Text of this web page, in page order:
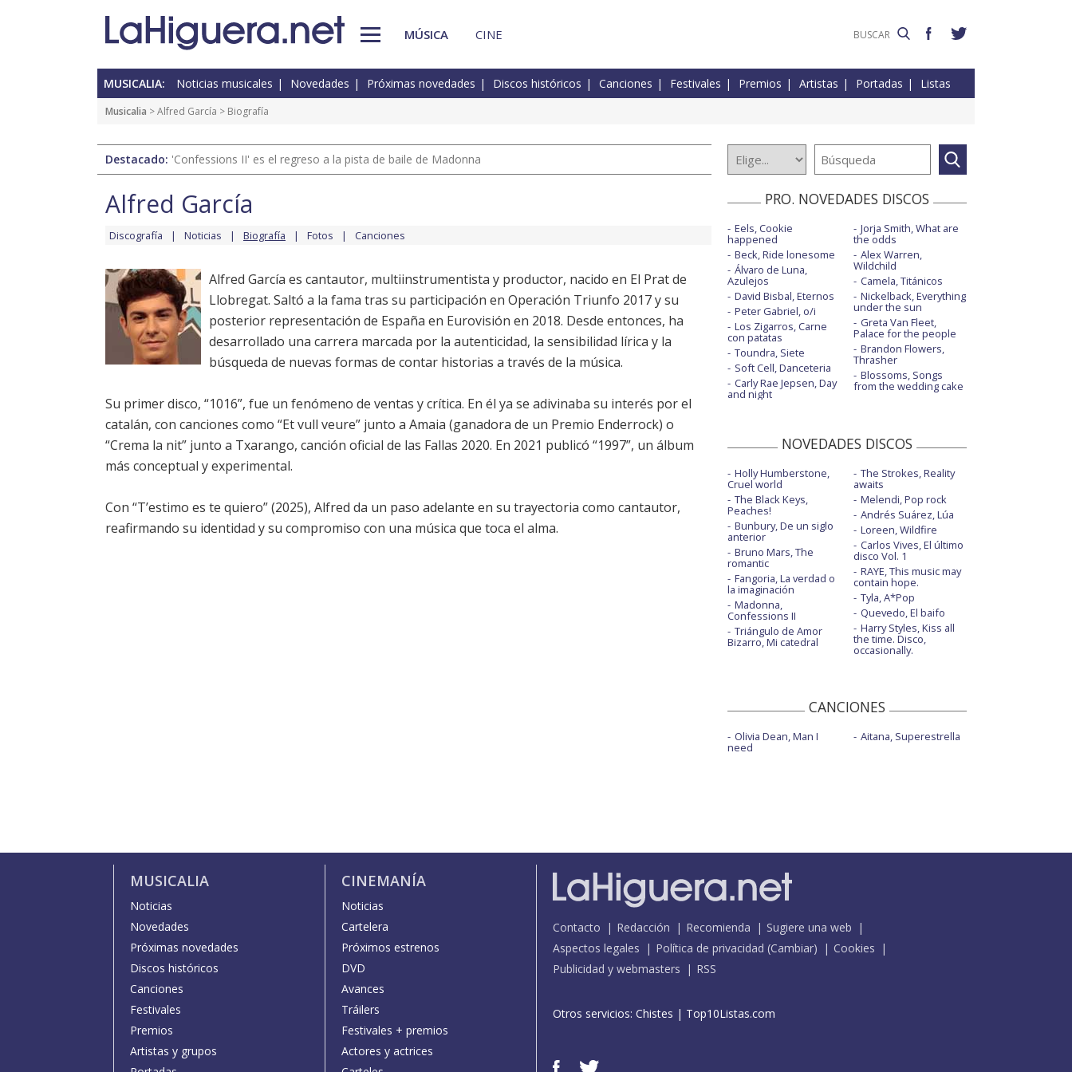
MÚSICA CINE
MUSICALIA: Noticias musicales Novedades Próximas novedades Discos históricos Canciones Festivales Premios Artistas Portadas Listas
Musicalia >Alfred García > Biografía
Destacado: 'Confessions II' es el regreso a la pista de baile de Madonna
Alfred García
Discografía Noticias Biografía Fotos Canciones
Alfred García es cantautor, multiinstrumentista y productor, nacido en El Prat de
Llobregat. Saltó a la fama tras su participación en Operación Triunfo 2017 y su
posterior representación de España en Eurovisión en 2018. Desde entonces, ha
desarrollado una carrera marcada por la autenticidad, la sensibilidad lírica y la
búsqueda de nuevas formas de contar historias a través de la música.
Su primer disco, “1016”, fue un fenómeno de ventas y crítica. En él ya se adivinaba su interés por el
catalán, con canciones como “Et vull veure” junto a Amaia (ganadora de un Premio Enderrock) o
“Crema la nit” junto a Txarango, canción oficial de las Fallas 2020. En 2021 publicó “1997”, un álbum
más conceptual y experimental.
Con “T’estimo es te quiero” (2025), Alfred da un paso adelante en su trayectoria como cantautor,
reafirmando su identidad y su compromiso con una música que toca el alma.
PRO. NOVEDADES DISCOS
Eels, Cookie
happened
Beck, Ride lonesome
Álvaro de Luna,
Azulejos
David Bisbal, Eternos
Peter Gabriel, o/i
Los Zigarros, Carne
con patatas
Toundra, Siete
Soft Cell, Danceteria
Carly Rae Jepsen, Day
and night
Jorja Smith, What are
the odds
Alex Warren,
Wildchild
Camela, Titánicos
Nickelback, Everything
under the sun
Greta Van Fleet,
Palace for the people
Brandon Flowers,
Thrasher
Blossoms, Songs
from the wedding cake
NOVEDADES DISCOS
Holly Humberstone,
Cruel world
The Black Keys,
Peaches!
Bunbury, De un siglo
anterior
Bruno Mars, The
romantic
Fangoria, La verdad o
la imaginación
Madonna,
Confessions II
Triángulo de Amor
Bizarro, Mi catedral
The Strokes, Reality
awaits
Melendi, Pop rock
Andrés Suárez, Lúa
Loreen, Wildfire
Carlos Vives, El último
disco Vol. 1
RAYE, This music may
contain hope.
Tyla, A*Pop
Quevedo, El baifo
Harry Styles, Kiss all
the time. Disco,
occasionally.
CANCIONES
Olivia Dean, Man I
need
Aitana, Superestrella
MUSICALIA
Noticias
Novedades
Próximas novedades
Discos históricos
Canciones
Festivales
Premios
Artistas y grupos
CINEMANÍA
Noticias
Cartelera
Próximos estrenos
DVD
Avances
Tráilers
Festivales + premios
Actores y actrices
Contacto Redacción Recomienda
Sugiere una web
Aspectos legales
Política de privacidad (Cambiar)
Cookies
Publicidad y webmasters
RSS
Otros servicios: Chistes | Top10Listas.com